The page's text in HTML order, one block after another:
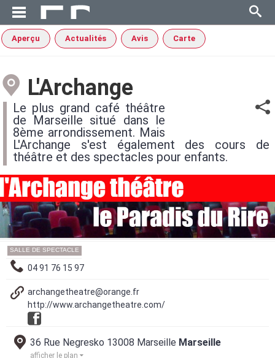
Aperçu Actualités Avis Carte
L'Archange
Le plus grand café théâtre
de Marseille situé dans le
8ème arrondissement. Mais
L'Archange s'est également des cours de
théâtre et des spectacles pour enfants.
SALLE DE SPECTACLE
04 91 76 15 97
archangetheatre@orange.fr
http://www.archangetheatre.com/
36 Rue Negresko 13008 Marseille Marseille
afficher le plan